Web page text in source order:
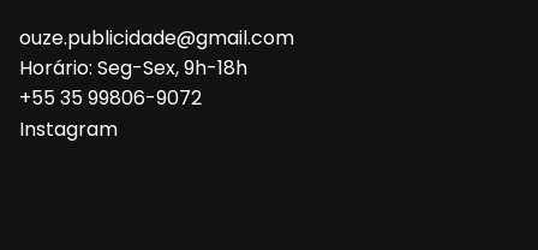
ouze.publicidade@gmail.com
Horário: Seg-Sex, 9h-18h
+55 35 99806-9072
Instagram